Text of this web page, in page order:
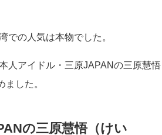
での人気は本物でした。
人アイドル・三原JAPANの三原慧悟
した。
の三原慧悟（けい